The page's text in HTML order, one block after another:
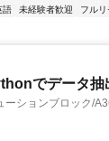
語 未経験者歓迎 フルリ
でデータ抽
ションブロック/